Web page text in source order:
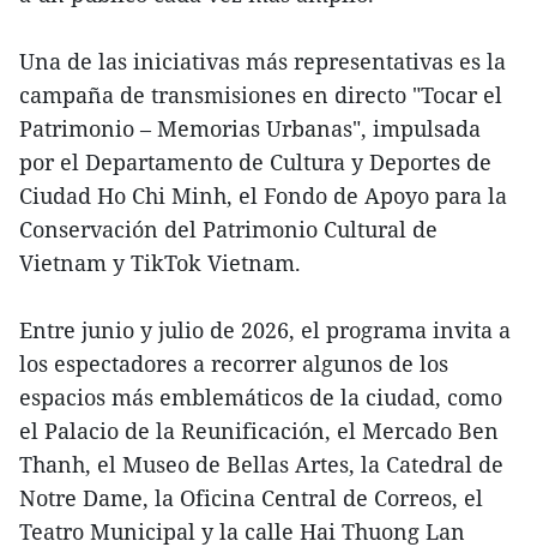
Una de las iniciativas más representativas es la
campaña de transmisiones en directo "Tocar el
Patrimonio – Memorias Urbanas", impulsada
por el Departamento de Cultura y Deportes de
Ciudad Ho Chi Minh, el Fondo de Apoyo para la
Conservación del Patrimonio Cultural de
Vietnam y TikTok Vietnam.
Entre junio y julio de 2026, el programa invita a
los espectadores a recorrer algunos de los
espacios más emblemáticos de la ciudad, como
el Palacio de la Reunificación, el Mercado Ben
Thanh, el Museo de Bellas Artes, la Catedral de
Notre Dame, la Oficina Central de Correos, el
Teatro Municipal y la calle Hai Thuong Lan